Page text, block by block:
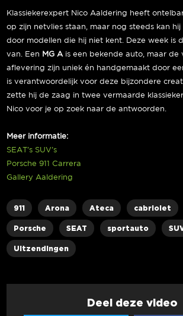
Klassiekerexpert Nico Aaldering heeft
op zijn netvlies staan, maar nog steeds kan
door modellen die hij niet kent. Deze week is
van. Een MG A is een bekende auto, maar de
aflevering zijn uniek én handgemaakt door
is verantwoordelijk voor deze bijzondere
zette hij de zaag in twee vermaarde
Nico voor je op zoek naar de antwoorden.
Meer informatie:
SEAT’s SUV’s
Porsche 911 Carrera
Gallery Aaldering
911 Arona Ateca cabriolet
Porsche SEAT sportauto
Uitzendingen
Deel deze video